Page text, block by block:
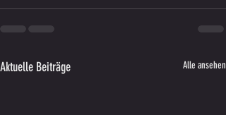
Aktuelle Beiträge Alle ansehen